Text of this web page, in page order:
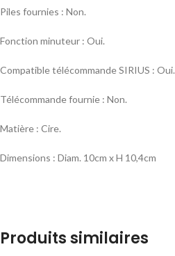
Piles fournies : Non.
Fonction minuteur : Oui.
Compatible télécommande SIRIUS : Oui.
Télécommande fournie : Non.
Matière : Cire.
Dimensions : Diam. 10cm x H 10,4cm
Produits similaires